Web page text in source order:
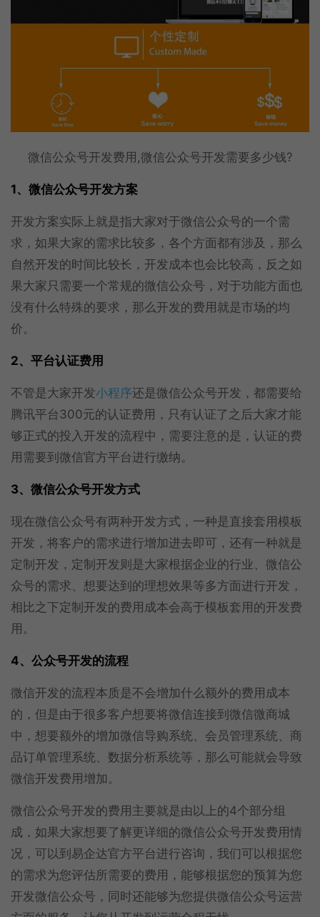
微信公众号开发费用,微信公众号开发需要多少钱?
1、微信公众号开发方案
开发方案实际上就是指大家对于微信公众号的一个需
求，如果大家的需求比较多，各个方面都有涉及，那么
自然开发的时间比较长，开发成本也会比较高，反之如
果大家只需要一个常规的微信公众号，对于功能方面也
没有什么特殊的要求，那么开发的费用就是市场的均
价。
2、平台认证费用
不管是大家开发小程序还是微信公众号开发，都需要给
腾讯平台300元的认证费用，只有认证了之后大家才能
够正式的投入开发的流程中，需要注意的是，认证的费
用需要到微信官方平台进行缴纳。
3、微信公众号开发方式
现在微信公众号有两种开发方式，一种是直接套用模板
开发，将客户的需求进行增加进去即可，还有一种就是
定制开发，定制开发则是大家根据企业的行业、微信公
众号的需求、想要达到的理想效果等多方面进行开发，
相比之下定制开发的费用成本会高于模板套用的开发费
用。
4、公众号开发的流程
微信开发的流程本质是不会增加什么额外的费用成本
的，但是由于很多客户想要将微信连接到微信微商城
中，想要额外的增加微信导购系统、会员管理系统、商
品订单管理系统、数据分析系统等，那么可能就会导致
微信开发费用增加。
微信公众号开发的费用主要就是由以上的4个部分组
成，如果大家想要了解更详细的微信公众号开发费用情
况，可以到易企达官方平台进行咨询，我们可以根据您
的需求为您评估所需要的费用，能够根据您的预算为您
开发微信公众号，同时还能够为您提供微信公众号运营